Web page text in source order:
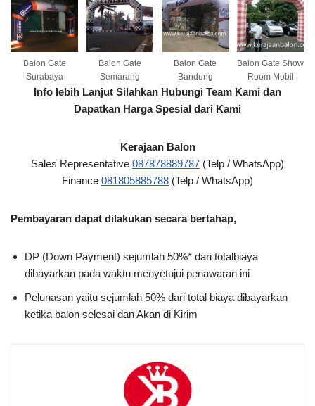
Balon Gate
Surabaya
Balon Gate
Semarang
Balon Gate
Bandung
Balon Gate Show
Room Mobil
Info lebih Lanjut Silahkan Hubungi Team Kami dan
Dapatkan Harga Spesial dari Kami
Kerajaan Balon
Sales Representative 087878889787 (Telp / WhatsApp)
Finance 081805885788 (Telp / WhatsApp)
Pembayaran dapat dilakukan secara bertahap,
DP (Down Payment) sejumlah 50%* dari totalbiaya
dibayarkan pada waktu menyetujui penawaran ini
Pelunasan yaitu sejumlah 50% dari total biaya dibayarkan
ketika balon selesai dan Akan di Kirim